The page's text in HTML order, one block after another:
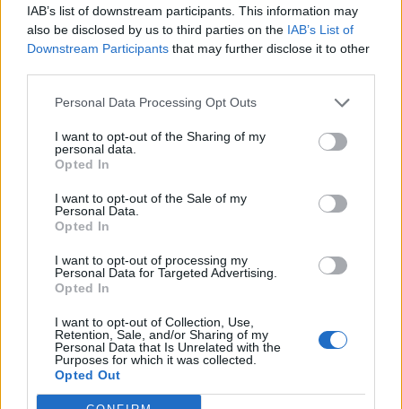
IAB’s list of downstream participants. This information may
also be disclosed by us to third parties on the IAB’s List of
Downstream Participants that may further disclose it to other
Personal Data Processing Opt Outs
I want to opt-out of the Sharing of my
personal data.
Opted In
I want to opt-out of the Sale of my
Personal Data.
Opted In
I want to opt-out of processing my
Personal Data for Targeted Advertising.
Opted In
I want to opt-out of Collection, Use,
Retention, Sale, and/or Sharing of my
Personal Data that Is Unrelated with the
Purposes for which it was collected.
Opted Out
Leggi anche:
Guida agli Yogurt e Kefir d’Italia: il racconto delle